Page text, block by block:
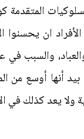
ان
والسبب
أنها أوسع من
ولا يعد كذلك في